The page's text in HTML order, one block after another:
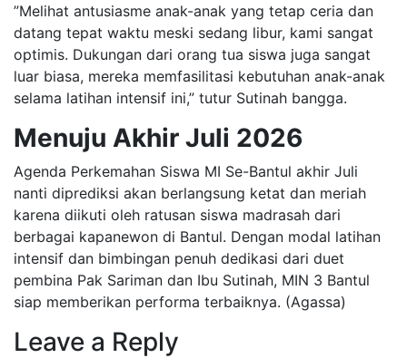
​”Melihat antusiasme anak-anak yang tetap ceria dan
datang tepat waktu meski sedang libur, kami sangat
optimis. Dukungan dari orang tua siswa juga sangat
luar biasa, mereka memfasilitasi kebutuhan anak-anak
selama latihan intensif ini,” tutur Sutinah bangga.
Menuju Akhir Juli 2026
​Agenda Perkemahan Siswa MI Se-Bantul akhir Juli
nanti diprediksi akan berlangsung ketat dan meriah
karena diikuti oleh ratusan siswa madrasah dari
berbagai kapanewon di Bantul. Dengan modal latihan
intensif dan bimbingan penuh dedikasi dari duet
pembina Pak Sariman dan Ibu Sutinah, MIN 3 Bantul
siap memberikan performa terbaiknya. (Agassa)
Leave a Reply